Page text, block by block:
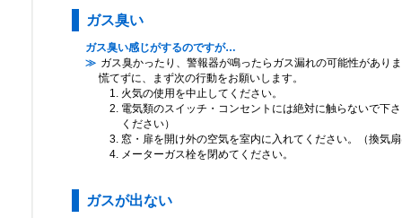
ガス臭い
ガス臭い感じがするのですが…
ガス臭かったり、警報器が鳴ったらガス漏れの可能性があり
慌てずに、まず次の行動をお願いします。
火気の使用を中止してください。
電気類のスイッチ・コンセントには絶対に触らないで下
ください）
窓・扉を開け外の空気を室内に入れてください。（換気
メーターガス栓を閉めてください。
ガスが出ない